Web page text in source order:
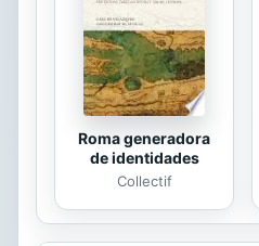
Roma generadora
de identidades
Collectif